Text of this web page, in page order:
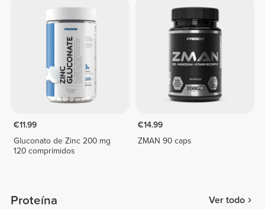
€11.99
Gluconato de Zinc 200 mg
120 comprimidos
€14.99
ZMAN 90 caps
Proteína Ver todo